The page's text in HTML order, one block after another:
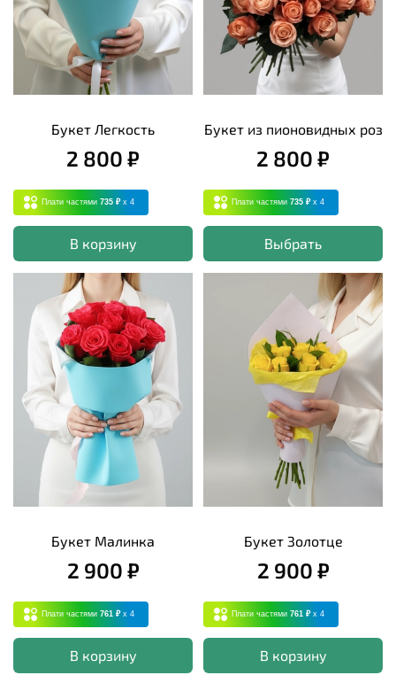
Букет Легкость
2 800 ₽
Плати частями 735 ₽ x 4
В корзину
Букет из пионовидных роз
2 800 ₽
Плати частями 735 ₽ x 4
Выбрать
Букет Малинка
2 900 ₽
Плати частями 761 ₽ x 4
В корзину
Букет Золотце
2 900 ₽
Плати частями 761 ₽ x 4
В корзину